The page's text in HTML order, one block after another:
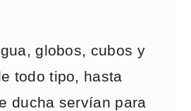
globos, cubos y
todo tipo, hasta
ducha servían para